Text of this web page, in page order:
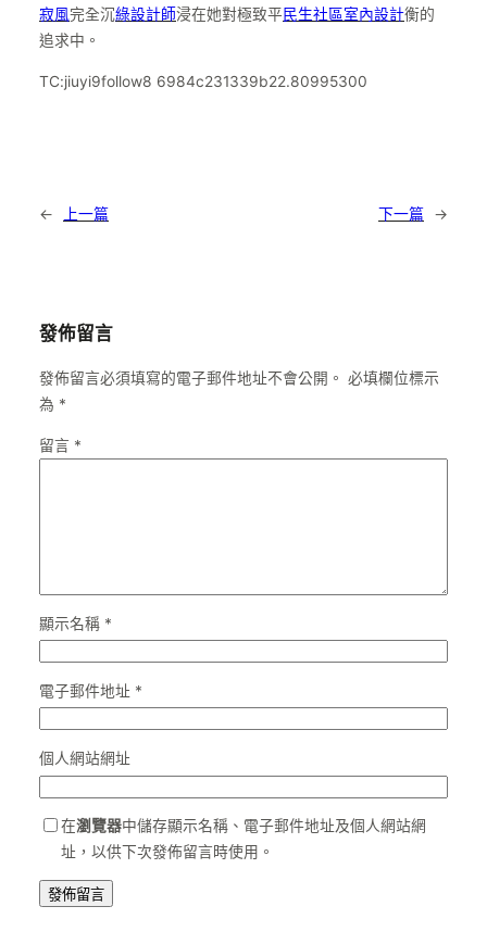
寂風完全沉綠設計師浸在她對極致平民生社區室內設計衡的
追求中。
TC:jiuyi9follow8 6984c231339b22.80995300
← 上一篇 下一篇 →
發佈留言
發佈留言必須填寫的電子郵件地址不會公開。 必填欄位標示
為 *
留言 *
顯示名稱 *
電子郵件地址 *
個人網站網址
在瀏覽器中儲存顯示名稱、電子郵件地址及個人網站網
址，以供下次發佈留言時使用。